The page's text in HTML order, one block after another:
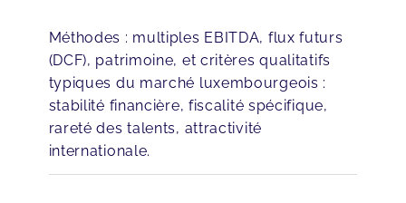
Méthodes : multiples EBITDA, flux futurs
(DCF), patrimoine, et critères qualitatifs
typiques du marché luxembourgeois :
stabilité financière, fiscalité spécifique,
rareté des talents, attractivité
internationale.